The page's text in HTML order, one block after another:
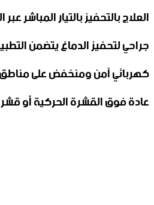
العلاج بالتحفيز بالتيار المباشر
جراحي لتحفيز الدماغ يتضمن
كهربائي آمن ومنخفض على
عادة فوق القشرة الحركية أو